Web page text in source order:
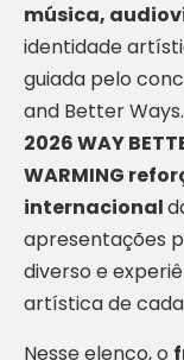
música,
identidade
guiada pelo
and Better
2026 WAY
WARMING
internacional
apresentações
diverso e
artística de
Nesse elenco, o